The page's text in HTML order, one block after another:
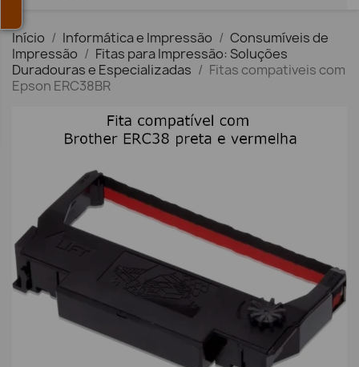
Início Informática e Impressão
Consumíveis de
Impressão
Fitas para Impressão: Soluções
Duradouras e Especializadas
Fitas compativeis com
Epson ERC38BR